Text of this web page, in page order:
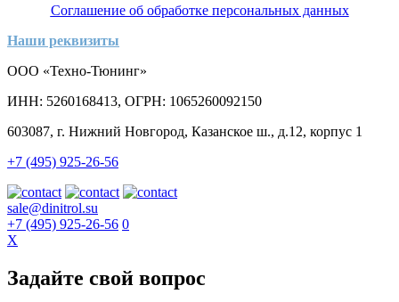
Соглашение об обработке персональных данных
Наши реквизиты
ООО «Техно-Тюнинг»
ИНН: 5260168413, ОГРН: 1065260092150
603087, г. Нижний Новгород, Казанское ш., д.12, корпус 1
+7 (495) 925-26-56
sale@dinitrol.su
+7 (495) 925-26-56 0
X
Задайте свой вопрос